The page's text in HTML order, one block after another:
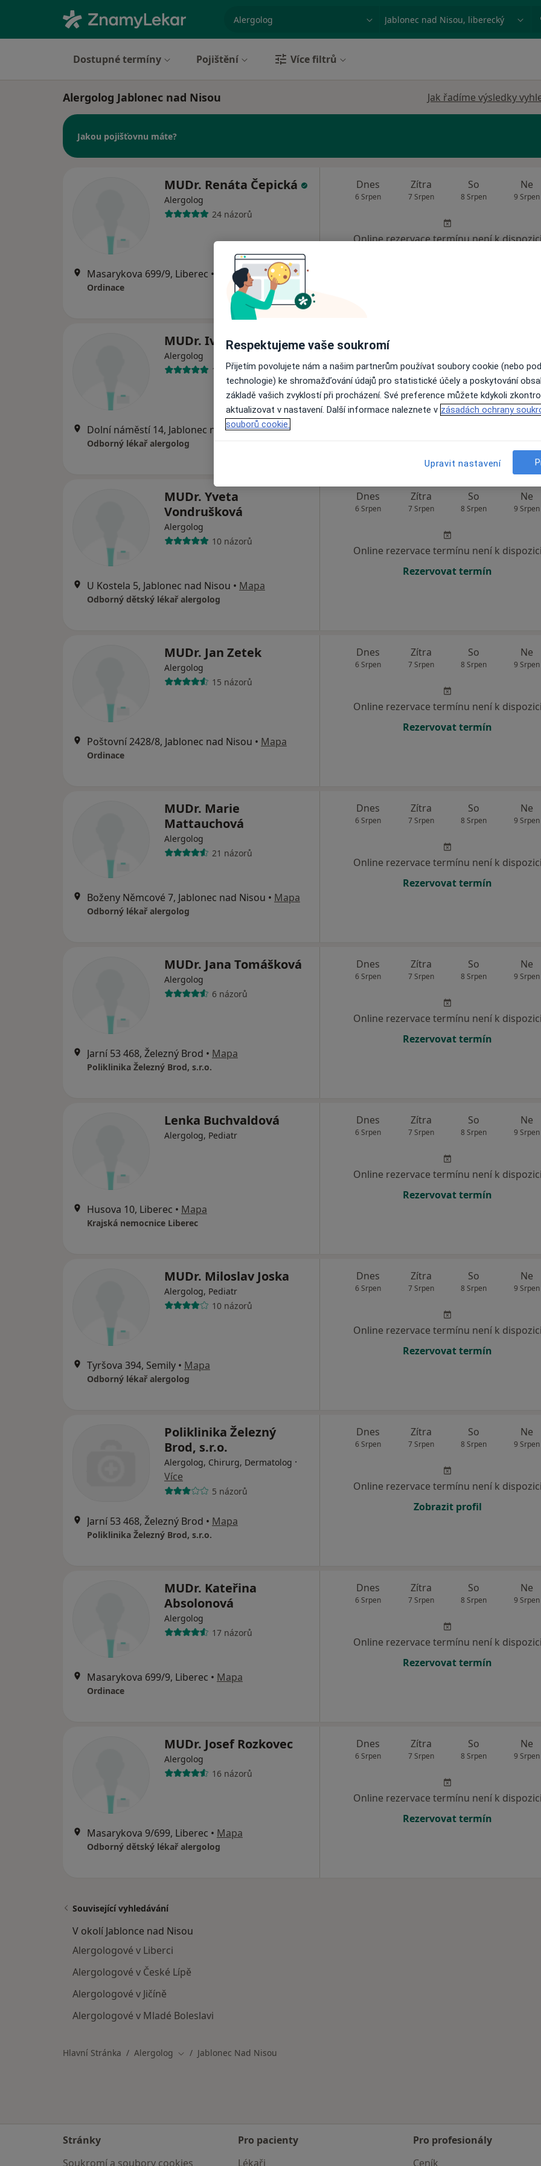
Dostupné termíny Pojištění Více filtrů
Alergolog Jablonec nad Nisou Jak řadíme výsledky
Jakou pojišťovnu máte?
MUDr. Renáta Čepická
Alergolog
24 názorů
Masarykova 699/9, Liberec • Mapa
Ordinace
Dnes
6 Srpen
Zítra
7 Srpen
So
8 Srpen
Ne
9 Srpen
Online rezervace termínu není k
MUDr. Ivana Vlasáková
Alergolog
14 názorů
Dolní náměstí 14, Jablonec nad Nisou•Mapa
Odborný lékař alergolog
Dnes
6 Srpen
Online rezervace termínu není k
Rezervovat termín
MUDr. Yveta
Vondrušková
Alergolog
10 názorů
U Kostela 5, Jablonec nad Nisou • Mapa
Odborný dětský lékař alergolog
Dnes
6 Srpen
Zítra
7 Srpen
So
8 Srpen
Ne
9 Srpen
Online rezervace termínu není k dispozici
Rezervovat termín
MUDr. Jan Zetek
Alergolog
15 názorů
Poštovní 2428/8, Jablonec nad Nisou • Mapa
Ordinace
Dnes
6 Srpen
Zítra
7 Srpen
So
8 Srpen
Ne
9 Srpen
Online rezervace termínu není k dispozici
Rezervovat termín
MUDr. Marie
Mattauchová
Alergolog
21 názorů
Boženy Němcové 7, Jablonec nad Nisou • Mapa
Odborný lékař alergolog
Dnes
6 Srpen
Zítra
7 Srpen
So
8 Srpen
Ne
9 Srpen
Online rezervace termínu není k dispozici
Rezervovat termín
MUDr. Jana Tomášková
Alergolog
6 názorů
Jarní 53 468, Železný Brod • Mapa
Poliklinika Železný Brod, s.r.o.
Dnes
6 Srpen
Zítra
7 Srpen
So
8 Srpen
Ne
9 Srpen
Online rezervace termínu není k dispozici
Rezervovat termín
Lenka Buchvaldová
Alergolog, Pediatr
Husova 10, Liberec • Mapa
Krajská nemocnice Liberec
Dnes
6 Srpen
Zítra
7 Srpen
So
8 Srpen
Ne
9 Srpen
Online rezervace termínu není k dispozici
Rezervovat termín
MUDr. Miloslav Joska
Alergolog, Pediatr
10 názorů
Tyršova 394, Semily • Mapa
Odborný lékař alergolog
Dnes
6 Srpen
Zítra
7 Srpen
So
8 Srpen
Ne
9 Srpen
Online rezervace termínu není k dispozici
Rezervovat termín
Poliklinika Železný
Brod, s.r.o.
Alergolog, Chirurg, Dermatolog ·
Více
5 názorů
Jarní 53 468, Železný Brod • Mapa
Poliklinika Železný Brod, s.r.o.
Dnes
6 Srpen
Zítra
7 Srpen
So
8 Srpen
Ne
9 Srpen
Online rezervace termínu není k dispozici
Zobrazit profil
MUDr. Kateřina
Absolonová
Alergolog
17 názorů
Masarykova 699/9, Liberec • Mapa
Ordinace
Dnes
6 Srpen
Zítra
7 Srpen
So
8 Srpen
Ne
9 Srpen
Online rezervace termínu není k dispozici
Rezervovat termín
MUDr. Josef Rozkovec
Alergolog
16 názorů
Masarykova 9/699, Liberec • Mapa
Odborný dětský lékař alergolog
Dnes
6 Srpen
Zítra
7 Srpen
So
8 Srpen
Ne
9 Srpen
Online rezervace termínu není k dispozici
Rezervovat termín
Související vyhledávání
V okolí Jablonce nad Nisou
Alergologové v Liberci
Alergologové v České Lípě
Alergologové v Jičíně
Alergologové v Mladé Boleslavi
Hlavní Stránka Alergolog Změna města
Jablonec Nad Nisou
Stránky
Soukromí a soubory cookies
Pro pacienty
Lékaři
Pro profesionály
Ceník
Respektujeme vaše soukromí
Přijetím povolujete nám a našim partnerům používat soubory cookie (nebo
technologie) ke shromažďování údajů pro statistické účely a poskytování
základě vašich zvyklostí při procházení. Své preference můžete kdykoli
aktualizovat v nastavení. Další informace naleznete v zásadách ochrany
souborů cookie.
Upravit nastavení